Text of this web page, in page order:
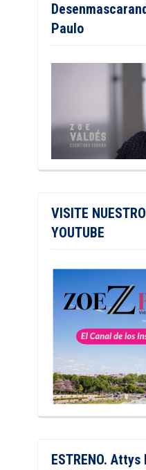
Paulo
VISITE
YOUTUBE
ESTRENO.